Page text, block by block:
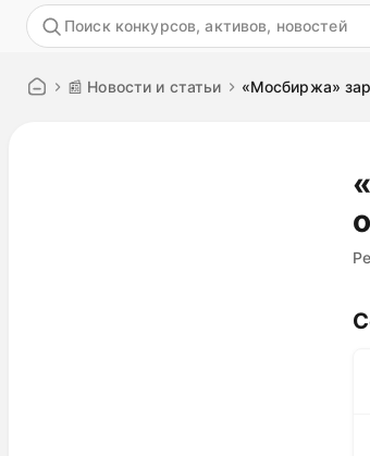
📰 Новости и статьи «Мосбиржа»